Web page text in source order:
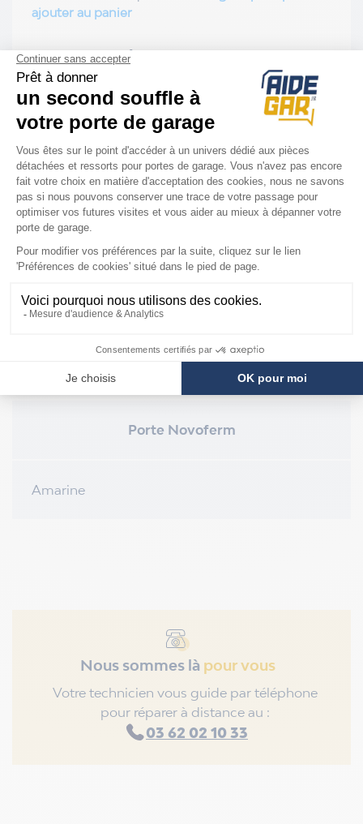
ajouter au panier
COMPATIBILITÉ
AVIS CLIENTS 
Assistance Diagnostic & installation
Installation rapide et facile
COMPATIBILITÉ
Porte Novoferm
Amarine
Nous sommes là pour vous
Votre technicien vous guide par téléphone
pour réparer à distance au :
03 62 02 10 33